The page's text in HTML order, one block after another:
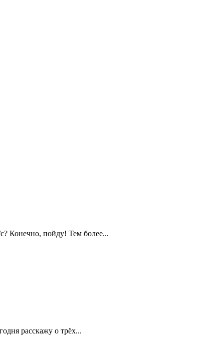
Конечно, пойду! Тем более...
расскажу о трёх...